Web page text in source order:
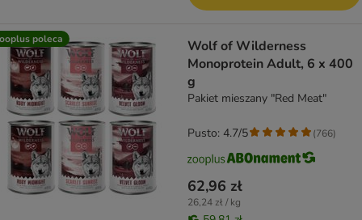
poleca
Wolf of Wilderness
Monoprotein Adult, 6 x 400
g
Pakiet mieszany "Red Meat"
62,96 zł
26,24 zł / kg
Pusto: 4.7/5 (766)